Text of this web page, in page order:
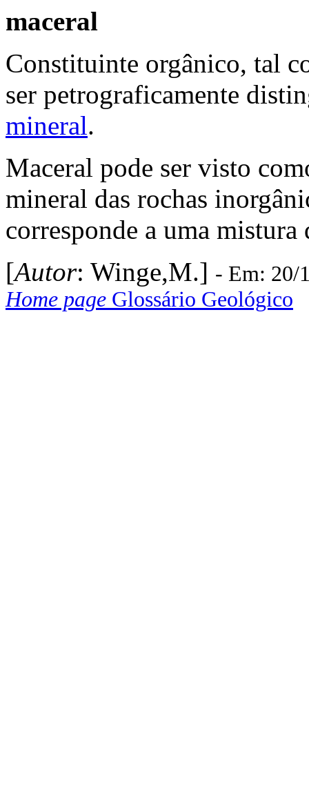
maceral
Constituinte orgânico, tal
ser petrograficamente
mineral.
Maceral pode ser visto
mineral das rochas
corresponde a uma
[Autor: Winge,M.] - Em: 20/
Home page Glossário Geológico